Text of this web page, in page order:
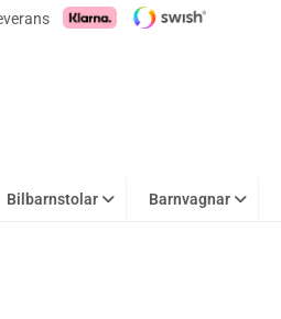
Bilbarnstolar Barnvagnar